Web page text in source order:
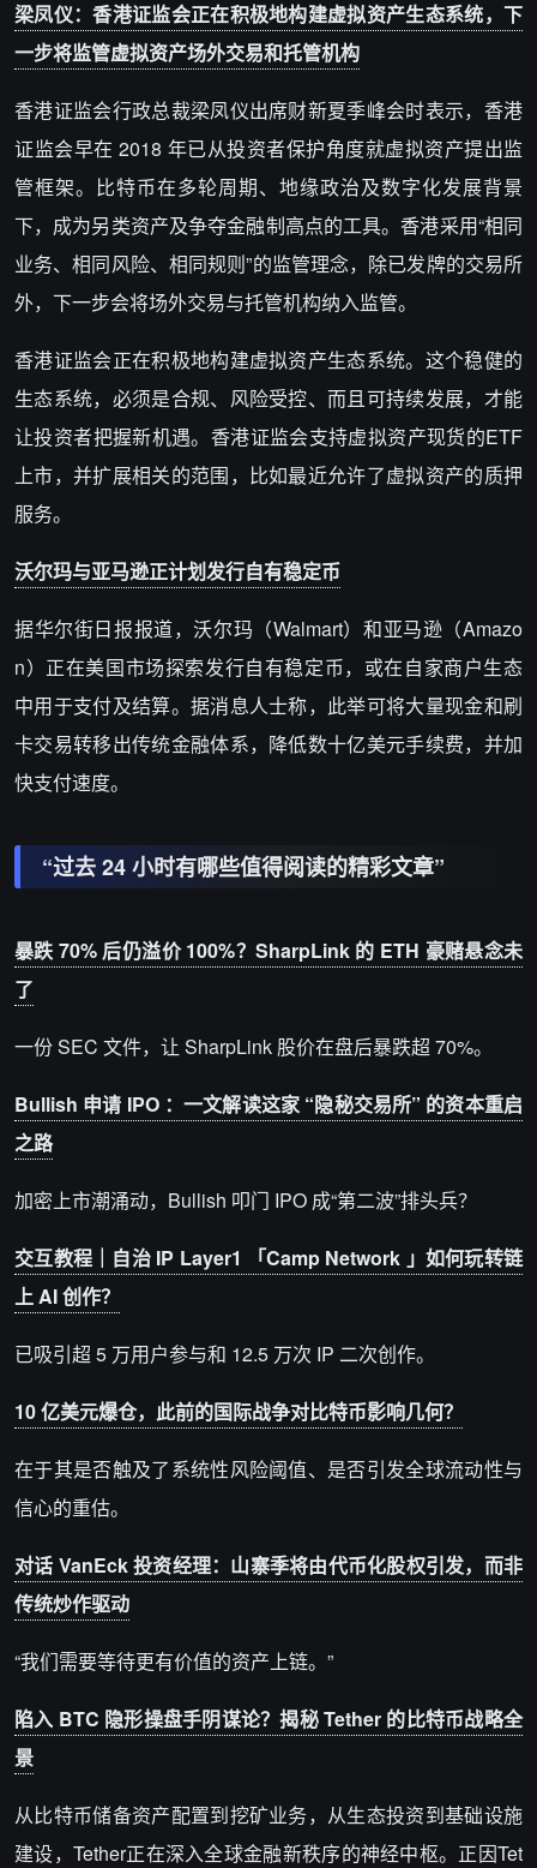
梁凤仪：香港证监会正在积极地构建虚拟资产生态系统，下
一步将监管虚拟资产场外交易和托管机构
香港证监会行政总裁梁凤仪出席财新夏季峰会时表示，香港
证监会早在 2018 年已从投资者保护角度就虚拟资产提出监
管框架。比特币在多轮周期、地缘政治及数字化发展背景
下，成为另类资产及争夺金融制高点的工具。香港采用“相同
业务、相同风险、相同规则”的监管理念，除已发牌的交易所
外，下一步会将场外交易与托管机构纳入监管。
香港证监会正在积极地构建虚拟资产生态系统。这个稳健的
生态系统，必须是合规、风险受控、而且可持续发展，才能
让投资者把握新机遇。香港证监会支持虚拟资产现货的ETF
上市，并扩展相关的范围，比如最近允许了虚拟资产的质押
服务。
沃尔玛与亚马逊正计划发行自有稳定币
据华尔街日报报道，沃尔玛（Walmart）和亚马逊（Amazo
n）正在美国市场探索发行自有稳定币，或在自家商户生态
中用于支付及结算。据消息人士称，此举可将大量现金和刷
卡交易转移出传统金融体系，降低数十亿美元手续费，并加
快支付速度。
“过去 24 小时有哪些值得阅读的精彩文章”
暴跌 70% 后仍溢价 100%？SharpLink 的 ETH 豪赌悬念未
了
一份 SEC 文件，让 SharpLink 股价在盘后暴跌超 70%。
Bullish 申请 IPO ：一文解读这家 “隐秘交易所” 的资本重启
之路
加密上市潮涌动，Bullish 叩门 IPO 成“第二波”排头兵？
交互教程｜自治 IP Layer1 「Camp Network 」如何玩转链
上 AI 创作？
已吸引超 5 万用户参与和 12.5 万次 IP 二次创作。
10 亿美元爆仓，此前的国际战争对比特币影响几何？
在于其是否触及了系统性风险阈值、是否引发全球流动性与
信心的重估。
对话 VanEck 投资经理：山寨季将由代币化股权引发，而非
传统炒作驱动
“我们需要等待更有价值的资产上链。”
陷入 BTC 隐形操盘手阴谋论？揭秘 Tether 的比特币战略全
景
从比特币储备资产配置到挖矿业务，从生态投资到基础设施
建设，Tether正在深入全球金融新秩序的神经中枢。正因Tet